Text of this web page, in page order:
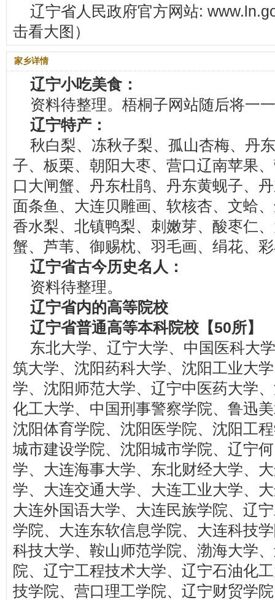
辽宁省人民政府官方网站:
击看大图）
家乡详情
辽宁小吃美食：
资料待整理。梧桐子网站随后将一
辽宁特产：
秋白梨、冻秋子梨、孤山杏梅、丹
子、板栗、朝阳大枣、营口辽南苹果
口大闸蟹、丹东杜鹃、丹东黄蚬子、
面条鱼、大连贝雕画、软核杏、文蛤
香水梨、北镇鸭梨、刺嫩芽、酸枣仁
蟹、芦苇、御赐枕、羽毛画、绢花、
辽宁省古今历史名人：
资料待整理。
辽宁省内的高等院校
辽宁省普通高等本科院校【50所】
东北大学、辽宁大学、中国医科大
筑大学、沈阳药科大学、沈阳工业大
学、沈阳师范大学、辽宁中医药大学
化工大学、中国刑事警察学院、鲁迅
沈阳体育学院、沈阳医学院、沈阳工
城市建设学院、沈阳城市学院、辽宁
学、大连海事大学、东北财经大学、
学、大连交通大学、大连工业大学、
大连外国语大学、大连民族学院、辽
学院、大连东软信息学院、大连科技
科技大学、鞍山师范学院、渤海大学
院、辽宁工程技术大学、辽宁石油化
技学院、营口理工学院、辽宁财贸学院